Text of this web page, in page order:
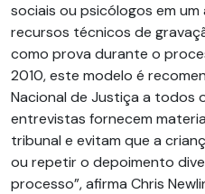
sociais ou psicólogos em
recursos técnicos de
como prova durante o
2010, este modelo é
Nacional de Justiça a todos
entrevistas fornecem
tribunal e evitam que a
ou repetir o depoimento
processo”, afirma Chris